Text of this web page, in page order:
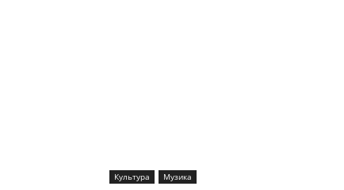
Культура Музика